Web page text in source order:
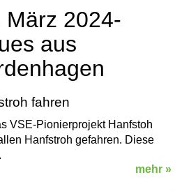
März 2024-
aus
fahren
VSE-Pionierprojekt Hanfstoh
Hanfstroh gefahren. Diese
mehr »